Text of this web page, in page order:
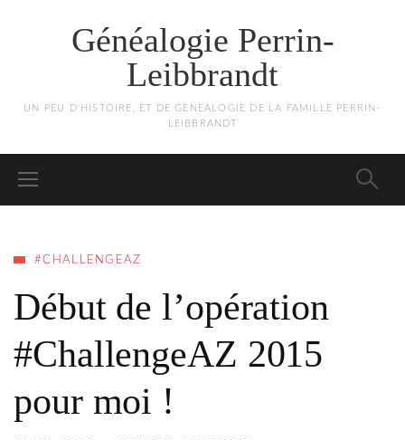
Généalogie Perrin-
Leibbrandt
UN PEU D'HISTOIRE, ET DE GENEALOGIE DE LA FAMILLE PERRIN-
LEIBBRANDT
#CHALLENGEAZ
Début de l’opération
#ChallengeAZ 2015
pour moi !